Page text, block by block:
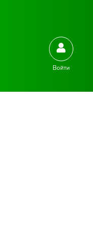
Войти